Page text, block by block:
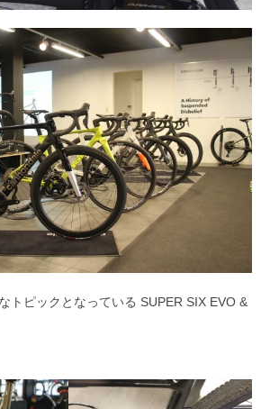
トピックとなっている SUPER SIX EVO &